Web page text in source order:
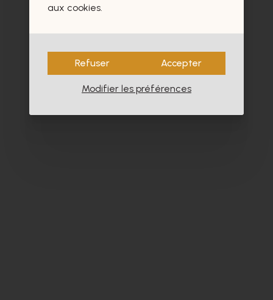
aux cookies.
Refuser Accepter
Modifier les préférences